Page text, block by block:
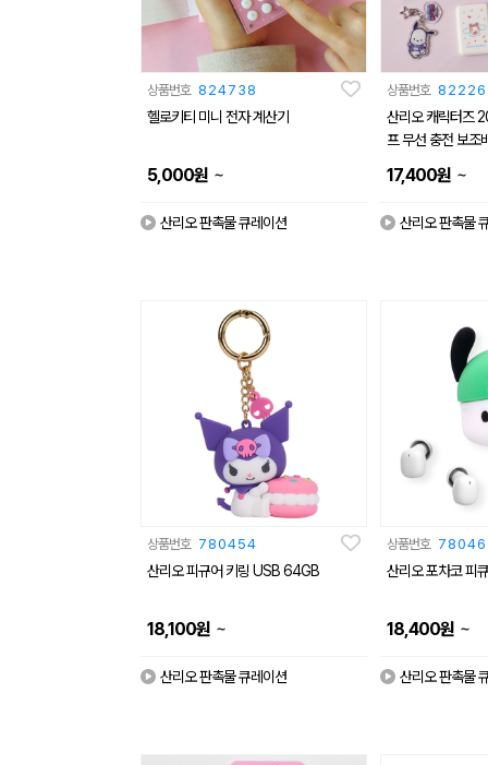
상품번호 824738
헬로키티 미니 전자 계산기
5,000원 ~
산리오 판촉물 큐레이션
상품번호
산리오 캐릭터즈
프 무선 충전 보
17,400원 ~
산리오 판촉물
상품번호 780454
산리오 피규어 키링 USB 64GB
18,100원 ~
산리오 판촉물 큐레이션
상품번호
산리오 포차코 피
18,400원 ~
산리오 판촉물